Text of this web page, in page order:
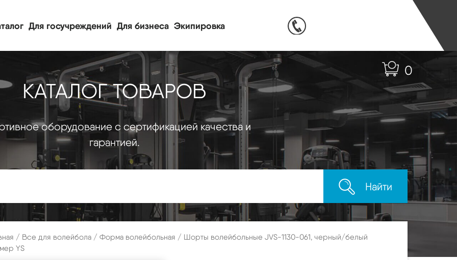
Для госучреждений Для бизнеса Экипировка
0
КАТАЛОГ ТОВАРОВ
оборудование с сертификацией качества и
гарантией.
Найти
/ Все для волейбола / Форма волейбольная / Шорты волейбольные JVS-1130-061, черный/белый
YS